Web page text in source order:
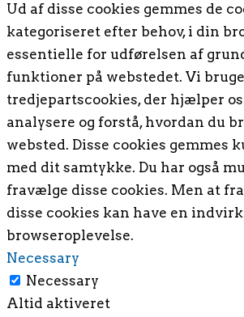
Ud af disse cookies gemmes de
kategoriseret efter behov, i din
essentielle for udførelsen af
funktioner på webstedet. Vi
tredjepartscookies, der hjælper
analysere og forstå, hvordan du
websted. Disse cookies gemmes
med dit samtykke. Du har også
fravælge disse cookies. Men at
disse cookies kan have en
browseroplevelse.
Necessary
Necessary
Altid aktiveret